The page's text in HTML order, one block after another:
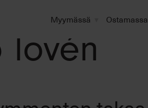
Myymässä Ostamassa
lovén